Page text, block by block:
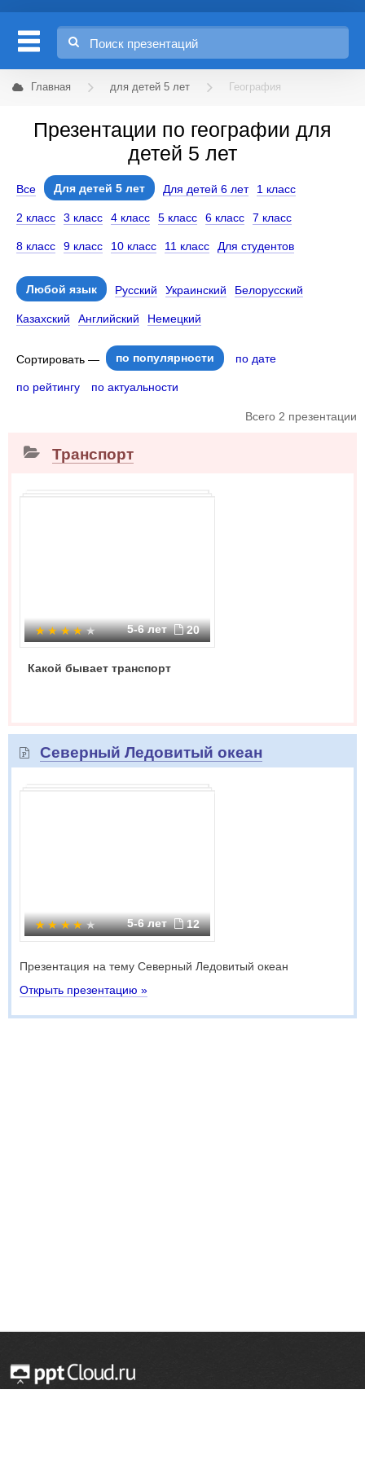
Главная для детей 5 лет География
Презентации по географии для
детей 5 лет
Все Для детей 5 лет Для детей 6 лет 1 класс
2 класс 3 класс 4 класс 5 класс 6 класс 7 класс
8 класс 9 класс 10 класс 11 класс Для студентов
Любой язык Русский Украинский Белорусский
Казахский Английский Немецкий
Сортировать — по популярности по дате
по рейтингу по актуальности
Всего 2 презентации
Транспорт
5-6 лет 20
Какой бывает транспорт
Северный Ледовитый океан
5-6 лет 12
Презентация на тему Северный Ледовитый океан
Открыть презентацию »